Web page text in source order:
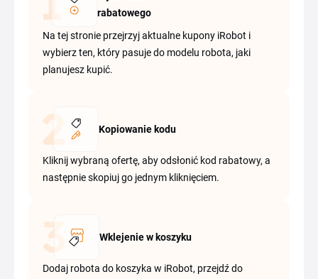
rabatowego
Na tej stronie przejrzyj aktualne kupony iRobot i
wybierz ten, który pasuje do modelu robota, jaki
planujesz kupić.
Kopiowanie kodu
Kliknij wybraną ofertę, aby odsłonić kod rabatowy, a
następnie skopiuj go jednym kliknięciem.
Wklejenie w koszyku
Dodaj robota do koszyka w iRobot, przejdź do